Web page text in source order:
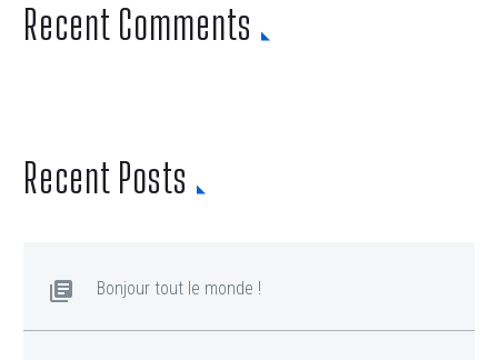
Recent Comments
Recent Posts
Bonjour tout le monde !